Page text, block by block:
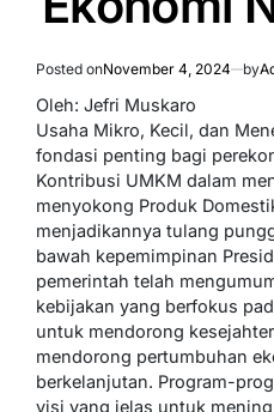
Posted onNovember 4, 2024 by
Oleh: Jefri Muskaro
Usaha Mikro, Kecil, dan
fondasi penting bagi
Kontribusi UMKM dalam
menyokong Produk
menjadikannya tulang
bawah kepemimpinan
pemerintah telah
kebijakan yang berfokus
untuk mendorong
mendorong pertumbuhan
berkelanjutan. Program-
visi yang jelas untuk